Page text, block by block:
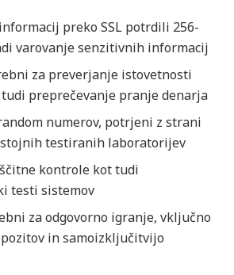
preko SSL potrdili 256-
varovanje senzitivnih informacij
za preverjanje istovetnosti
preprečevanje pranje denarja
numerov, potrjeni z strani
testiranih laboratorijev
kontrole kot tudi
testi sistemov
za odgovorno igranje, vključno
in samoizključitvijo